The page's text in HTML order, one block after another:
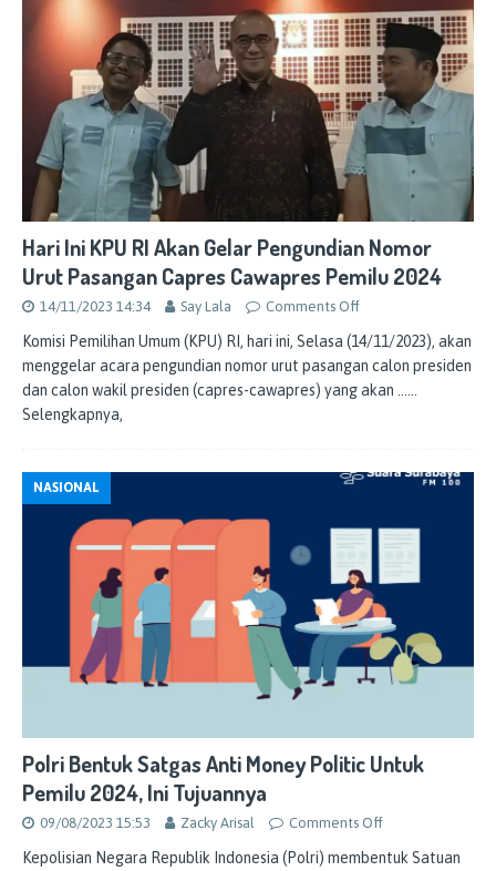
Hari Ini KPU RI Akan Gelar Pengundian Nomor
Urut Pasangan Capres Cawapres Pemilu 2024
14/11/2023 14:34 Say Lala Comments Off
Komisi Pemilihan Umum (KPU) RI, hari ini, Selasa (14/11/2023), akan
menggelar acara pengundian nomor urut pasangan calon presiden
dan calon wakil presiden (capres-cawapres) yang akan ……
Selengkapnya,
NASIONAL
Polri Bentuk Satgas Anti Money Politic Untuk
Pemilu 2024, Ini Tujuannya
09/08/2023 15:53 Zacky Arisal Comments Off
Kepolisian Negara Republik Indonesia (Polri) membentuk Satuan